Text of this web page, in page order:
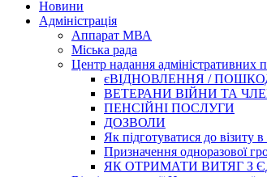
Новини
Адміністрація
Аппарат МВА
Міська рада
Центр надання адміністративних
єВІДНОВЛЕННЯ /
ВЕТЕРАНИ ВІЙНИ ТА
ПЕНСІЙНІ ПОСЛУГИ
ДОЗВОЛИ
Як підготуватися до
Призначення одноразової
ЯК ОТРИМАТИ ВИТЯГ З